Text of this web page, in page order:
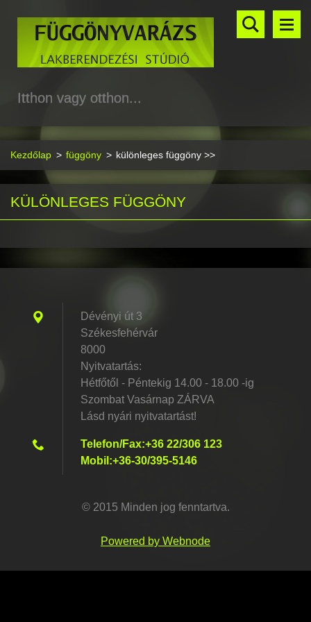
Itthon vagy otthon...
Kezdőlap > függöny > különleges függöny >>
KÜLÖNLEGES FÜGGÖNY
Dévényi út 3
Székesfehérvár
8000
Nyitvatartás:
Hétfőtől - Péntekig 14.00 - 18.00 -ig
Szombat Vasárnap ZÁRVA
Lásd nyári nyitvatartást!
Telefon/Fax:+36 22/306 123
Mobil:+36-30/395-5146
© 2015 Minden jog fenntartva.
Powered by Webnode